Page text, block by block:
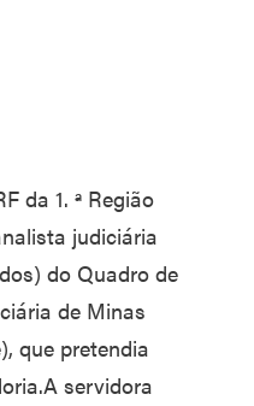
da 1. ª Região
judiciária
do Quadro de
de Minas
que pretendia
servidora